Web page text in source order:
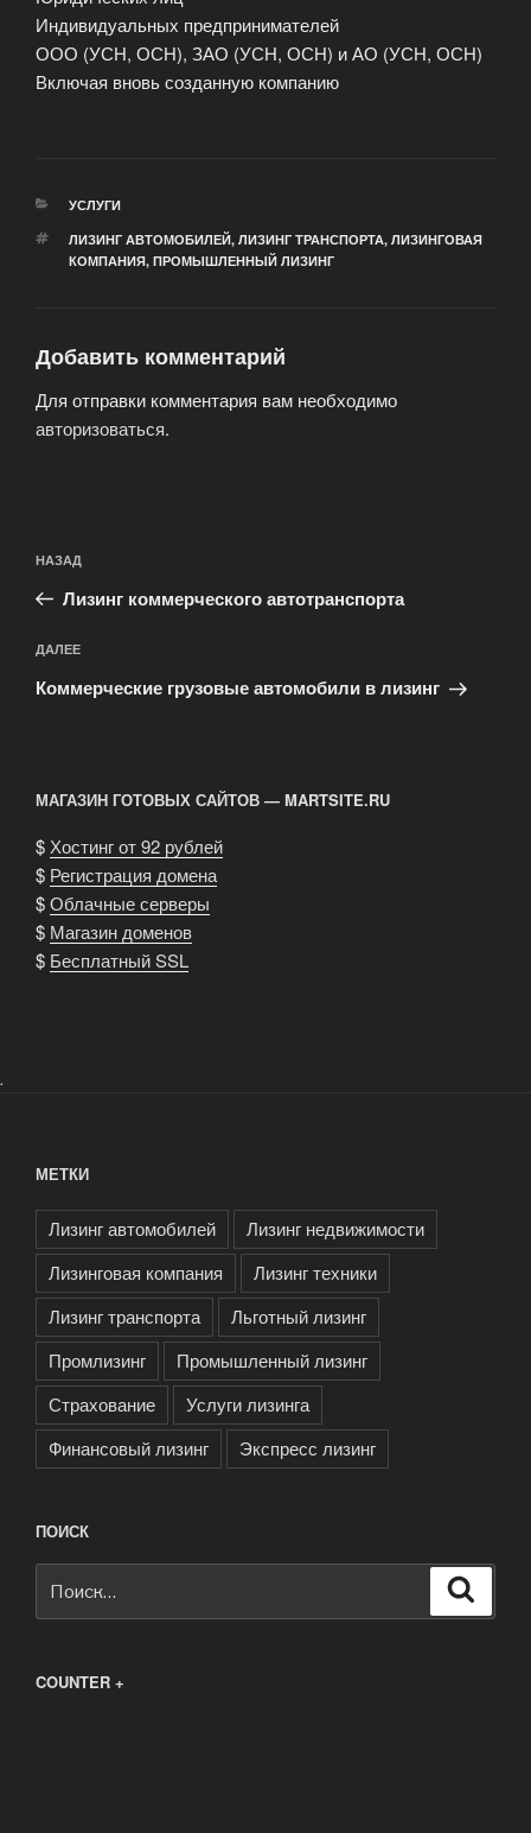
Индивидуальных предпринимателей
ООО (УСН, ОСН), ЗАО (УСН, ОСН) и АО (УСН, ОСН)
Включая вновь созданную компанию
РУБРИКИ
УСЛУГИ
МЕТКИ
ЛИЗИНГ АВТОМОБИЛЕЙ, ЛИЗИНГ ТРАНСПОРТА, ЛИЗИНГОВАЯ
КОМПАНИЯ, ПРОМЫШЛЕННЫЙ ЛИЗИНГ
Добавить комментарий
Для отправки комментария вам необходимо
авторизоваться.
по
записям
Предыдущая
запись:
НАЗАД
Лизинг коммерческого автотранспорта
Следующая
запись
ДАЛЕЕ
Коммерческие грузовые автомобили в лизинг
МАГАЗИН ГОТОВЫХ САЙТОВ — MARTSITE.RU
$ Хостинг от 92 рублей
$ Регистрация домена
$Облачные серверы
$ Магазин доменов
$ Бесплатный SSL
.
МЕТКИ
Лизинг автомобилей
Лизинг недвижимости
Лизинговая компания
Лизинг техники
Лизинг транспорта
Льготный лизинг
Промлизинг
Промышленный лизинг
Страхование
Услуги лизинга
Финансовый лизинг
Экспресс лизинг
ПОИСК
COUNTER +